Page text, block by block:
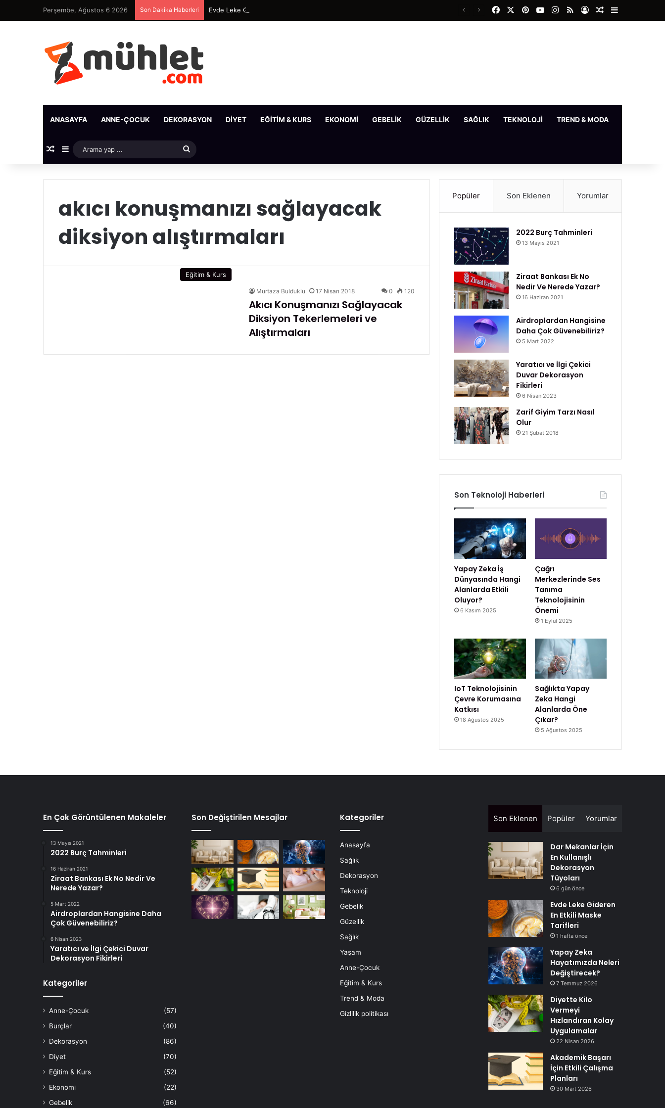
Perşembe, Ağustos 6 2026 Son Dakika Haberleri Evde Leke Gideren En Etkili Maske Tarifleri FacebookPinterestYouTubeInstagram
RSS Kayıt OlRastgele Makale
ANASAYFA ANNE-ÇOCUK DEKORASYON DIYET EĞITIM & KURS EKONOMI GEBELIK GÜZELLIK SAĞLIK TEKNOLOJI TREND & MODA
Rastgele Makale
Kenar Bölmesi
yap
akıcı konuşmanızı sağlayacak
diksiyon alıştırmaları
Eğitim & Kurs
Murtaza Bulduklu 17 Nisan 2018 0 120
Akıcı Konuşmanızı Sağlayacak
Diksiyon Tekerlemeleri ve
Alıştırmaları
Popüler Son Eklenen Yorumlar
2022 Burç Tahminleri
13 Mayıs 2021
Ziraat Bankası Ek No
Nedir Ve Nerede Yazar?
16 Haziran 2021
Airdroplardan Hangisine
Daha Çok Güvenebiliriz?
5 Mart 2022
Yaratıcı ve İlgi Çekici
Duvar Dekorasyon
Fikirleri
6 Nisan 2023
Zarif Giyim Tarzı Nasıl
Olur
21 Şubat 2018
Son Teknoloji Haberleri
Yapay Zeka İş
Dünyasında Hangi
Alanlarda Etkili
Oluyor?
6 Kasım 2025
Çağrı
Merkezlerinde Ses
Tanıma
Teknolojisinin
Önemi
1 Eylül 2025
IoT Teknolojisinin
Çevre Korumasına
Katkısı
18 Ağustos 2025
Sağlıkta Yapay
Zeka Hangi
Alanlarda Öne
Çıkar?
5 Ağustos 2025
En Çok Görüntülenen Makaleler
13 Mayıs 2021
2022 Burç Tahminleri
16 Haziran 2021
Ziraat Bankası Ek No Nedir Ve
Nerede Yazar?
5 Mart 2022
Airdroplardan Hangisine Daha
Çok Güvenebiliriz?
6 Nisan 2023
Yaratıcı ve İlgi Çekici Duvar
Dekorasyon Fikirleri
Kategoriler
Anne-Çocuk
(57)
Burçlar
(40)
Dekorasyon
(86)
Diyet
(70)
Eğitim & Kurs
(52)
Ekonomi
(22)
Gebelik
(66)
Son Değiştirilen Mesajlar Kategoriler
Anasayfa
Sağlık
Dekorasyon
Teknoloji
Gebelik
Güzellik
Sağlık
Yaşam
Anne-Çocuk
Eğitim & Kurs
Trend & Moda
Gizlilik politikası
Son Eklenen Popüler Yorumlar
Dar Mekanlar İçin
En Kullanışlı
Dekorasyon
Tüyoları
6 gün önce
Evde Leke Gideren
En Etkili Maske
Tarifleri
1 hafta önce
Yapay Zeka
Hayatımızda Neleri
Değiştirecek?
7 Temmuz 2026
Diyette Kilo
Vermeyi
Hızlandıran Kolay
Uygulamalar
22 Nisan 2026
Akademik Başarı
İçin Etkili Çalışma
Planları
30 Mart 2026